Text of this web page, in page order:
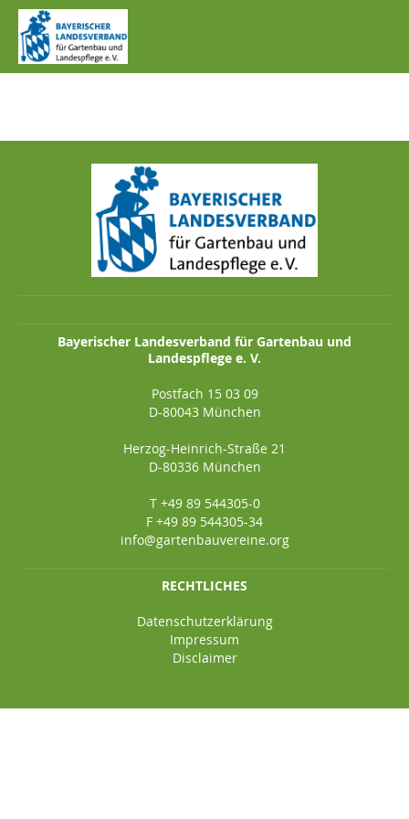
IMG_0462.JPG
Bayerischer Landesverband für Gartenbau und
Landespflege e. V.
Postfach 15 03 09
D-80043 München
Herzog-Heinrich-Straße 21
D-80336 München
T +49 89 544305-0
F +49 89 544305-34
info@gartenbauvereine.org
RECHTLICHES
Datenschutzerklärung
Impressum
Disclaimer